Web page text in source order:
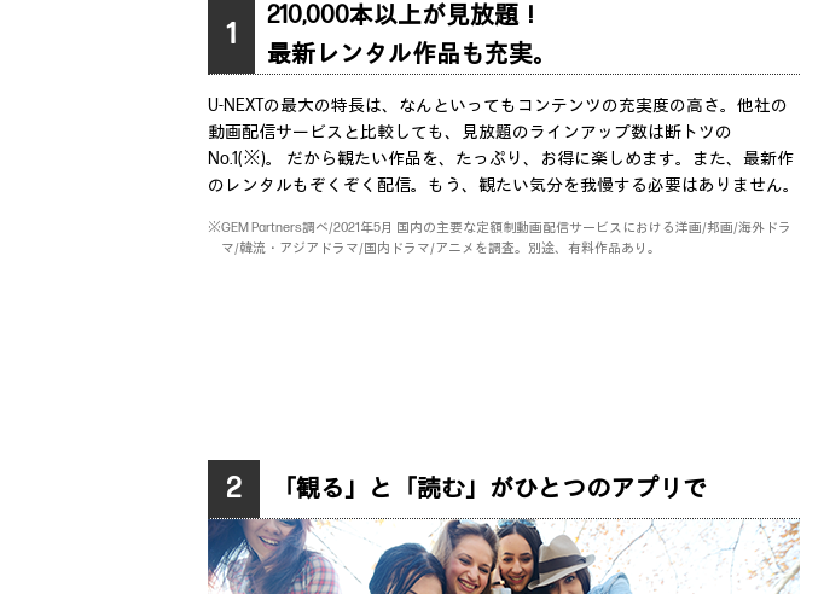
1
210,000本以上が見放題！
最新レンタル作品も充実。
U-NEXTの最大の特長は、なんといってもコンテンツの充実度の高さ。他社の
動画配信サービスと比較しても、見放題のラインアップ数は断トツの
No.1(※)。 だから観たい作品を、たっぷり、お得に楽しめます。また、最新作
のレンタルもぞくぞく配信。もう、観たい気分を我慢する必要はありません。
※GEM Partners調べ/2021年5月 国内の主要な定額制動画配信サービスにおける洋画/邦画/海外ドラ
マ/韓流・アジアドラマ/国内ドラマ/アニメを調査。別途、有料作品あり。
2 「観る」と「読む」がひとつのアプリで